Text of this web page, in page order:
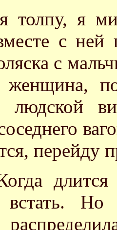
толпу, я
с ней
с
людской
перейду
Но